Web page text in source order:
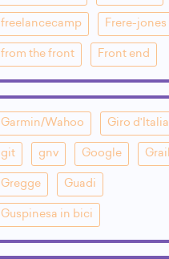
freelancecamp Frere-jones
from the front Front end
Garmin/Wahoo Giro d'Italia
git gnv Google Grail
Gregge Guadi
Guspinesa in bici